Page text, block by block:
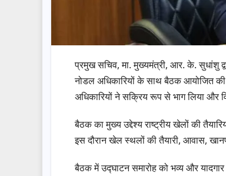
प्रमुख सचिव, मा. मुख्यमंत्री, आर. के. सुधांशु
नोडल अधिकारियों के साथ बैठक आयोजित
अधिकारियों ने सक्रिय रूप से भाग लिया और
बैठक का मुख्य उद्देश्य राष्ट्रीय खेलों की
इस दौरान खेल स्थलों की तैयारी, आवास,
बैठक में उद्घाटन समारोह को भव्य और